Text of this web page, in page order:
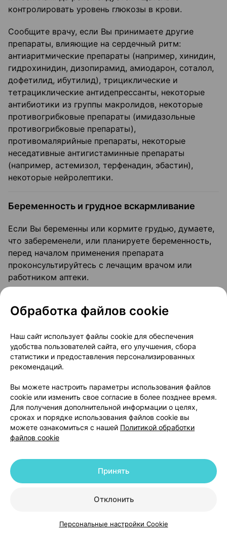
КаталогКорзинаИзбранноеПрофиль
контролировать уровень глюкозы в крови.
Сообщите врачу, если Вы принимаете другие
препараты, влияющие на сердечный ритм:
антиаритмические препараты (например, хинидин,
гидрохинидин, дизопирамид, амиодарон, соталол,
дофетилид, ибутилид), трициклические и
тетрациклические антидепрессанты, некоторые
антибиотики из группы макролидов, некоторые
противогрибковые препараты (имидазольные
противогрибковые препараты),
противомалярийные препараты, некоторые
неседативные антигистаминные препараты
(например, астемизол, терфенадин, эбастин),
некоторые нейролептики.
Беременность и грудное вскармливание
Если Вы беременны или кормите грудью, думаете,
что забеременели, или планируете беременность,
перед началом применения препарата
проконсультируйтесь с лечащим врачом или
работником аптеки.
применении офлоксацина у беременных.
Ограниченный опыт применения фторхинолонов в
первом триместре беременности не
свидетельствует о том, что фторхинолоны связаны
с повышенным риском развития серьезных
врожденных аномалий или других
неблагоприятных эффектов на исход
беременности. В исследованиях на животных при
введении хинолонов наблюдались случаи
повреждения суставного хряща у детенышей и
(возникновение пороков развития) не
наблюдались. Нельзя исключить, что препарат
плода, детей и подростков. Поэтому препарат
Обработка файлов cookie
Наш сайт использует файлы cookie для обеспечения
удобства пользователей сайта, его улучшения, сбора
статистики и предоставления персонализированных
рекомендаций.
Вы можете настроить параметры использования файлов
cookie или изменить свое согласие в более позднее время.
Для получения дополнительной информации о целях,
сроках и порядке использования файлов cookie вы
можете ознакомиться с нашей Политикой обработки
файлов cookie
Отклонить
Принять
Персональные настройки Cookie